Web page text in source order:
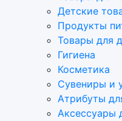
Детские
Продукты
Товары для
Гигиена
Косметика
Сувениры и
Атрибуты
Аксеcсуары